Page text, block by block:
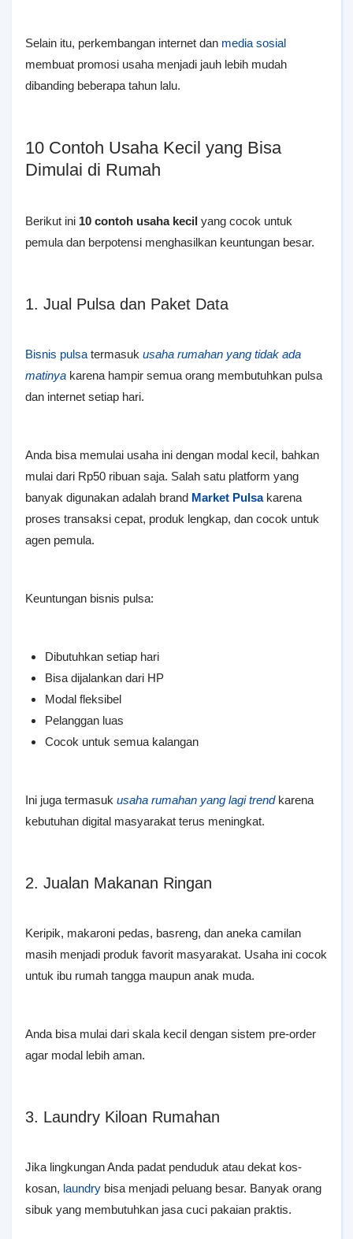
Selain itu, perkembangan internet dan media sosial
membuat promosi usaha menjadi jauh lebih mudah
dibanding beberapa tahun lalu.
10 Contoh Usaha Kecil yang Bisa
Dimulai di Rumah
Berikut ini 10 contoh usaha kecil yang cocok untuk
pemula dan berpotensi menghasilkan keuntungan besar.
1. Jual Pulsa dan Paket Data
Bisnis pulsa termasuk usaha rumahan yang tidak ada
matinya karena hampir semua orang membutuhkan pulsa
dan internet setiap hari.
Anda bisa memulai usaha ini dengan modal kecil, bahkan
mulai dari Rp50 ribuan saja. Salah satu platform yang
banyak digunakan adalah brand Market Pulsakarena
proses transaksi cepat, produk lengkap, dan cocok untuk
agen pemula.
Keuntungan bisnis pulsa:
Dibutuhkan setiap hari
Bisa dijalankan dari HP
Modal fleksibel
Pelanggan luas
Cocok untuk semua kalangan
Ini juga termasuk usaha rumahan yang lagi trendkarena
kebutuhan digital masyarakat terus meningkat.
2. Jualan Makanan Ringan
Keripik, makaroni pedas, basreng, dan aneka camilan
masih menjadi produk favorit masyarakat. Usaha ini cocok
untuk ibu rumah tangga maupun anak muda.
Anda bisa mulai dari skala kecil dengan sistem pre-order
agar modal lebih aman.
3. Laundry Kiloan Rumahan
Jika lingkungan Anda padat penduduk atau dekat kos-
kosan, laundry bisa menjadi peluang besar. Banyak orang
sibuk yang membutuhkan jasa cuci pakaian praktis.